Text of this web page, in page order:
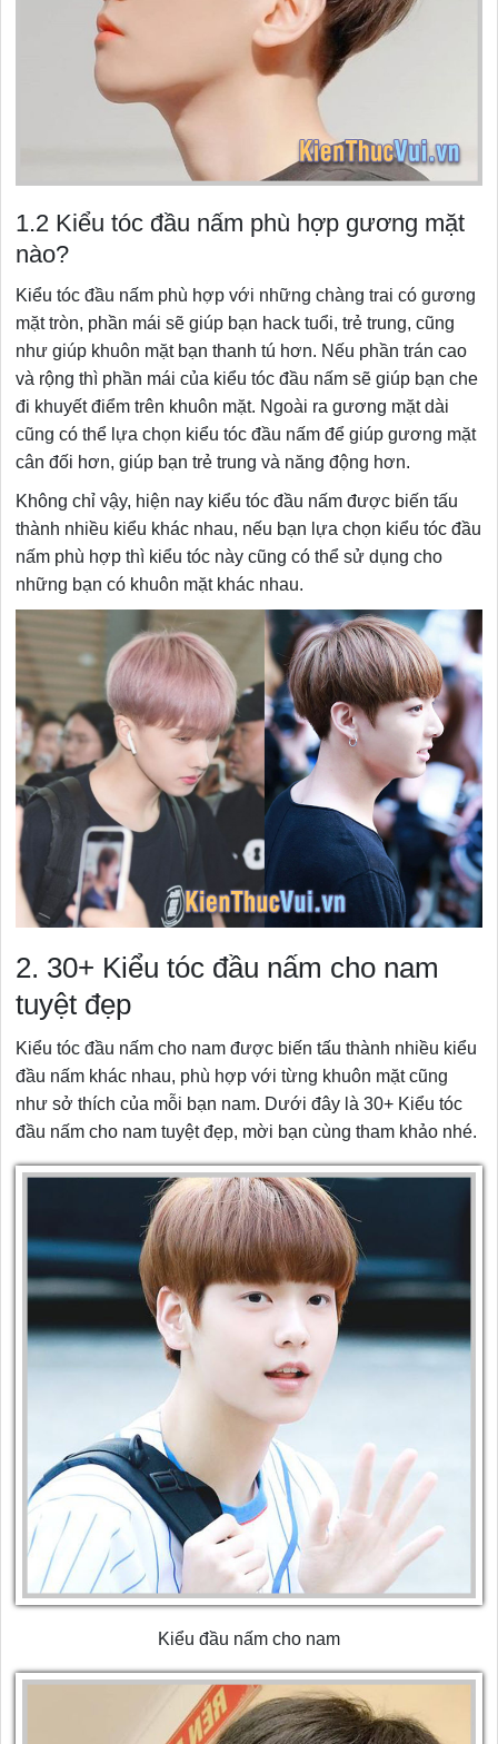
1.2 Kiểu tóc đầu nấm phù hợp gương mặt
nào?
Kiểu tóc đầu nấm phù hợp với những chàng trai có gương
mặt tròn, phần mái sẽ giúp bạn hack tuổi, trẻ trung, cũng
như giúp khuôn mặt bạn thanh tú hơn. Nếu phần trán cao
và rộng thì phần mái của kiểu tóc đầu nấm sẽ giúp bạn che
đi khuyết điểm trên khuôn mặt. Ngoài ra gương mặt dài
cũng có thể lựa chọn kiểu tóc đầu nấm để giúp gương mặt
cân đối hơn, giúp bạn trẻ trung và năng động hơn.
Không chỉ vậy, hiện nay kiểu tóc đầu nấm được biến tấu
thành nhiều kiểu khác nhau, nếu bạn lựa chọn kiểu tóc đầu
nấm phù hợp thì kiểu tóc này cũng có thể sử dụng cho
những bạn có khuôn mặt khác nhau.
2. 30+ Kiểu tóc đầu nấm cho nam
tuyệt đẹp
Kiểu tóc đầu nấm cho nam được biến tấu thành nhiều kiểu
đầu nấm khác nhau, phù hợp với từng khuôn mặt cũng
như sở thích của mỗi bạn nam. Dưới đây là 30+ Kiểu tóc
đầu nấm cho nam tuyệt đẹp, mời bạn cùng tham khảo nhé.
Kiểu đầu nấm cho nam